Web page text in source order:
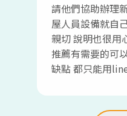
請他們協助辦理
屋人員設備就自
親切 說明也很用
推薦有需要的可
缺點 都只能用
響服務內容及品